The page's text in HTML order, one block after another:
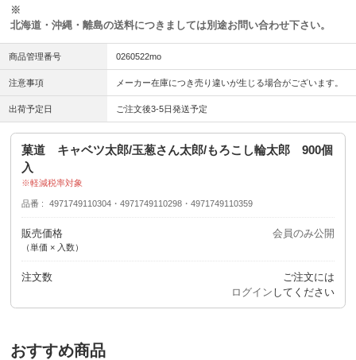
※
北海道・沖縄・離島の送料につきましては別途お問い合わせ下さい。
商品管理番号 0260522mo
注意事項 メーカー在庫につき売り違いが生じる場合がございます。
出荷予定日 ご注文後3-5日発送予定
菓道 キャベツ太郎/玉葱さん太郎/もろこし輪太郎 900個
入
軽減税率対象
品番 4971749110304・4971749110298・4971749110359
販売価格
（単価 × 入数）
会員のみ公開
注文数
ご注文には
ログイン してください
おすすめ商品